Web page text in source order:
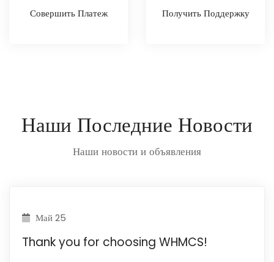
Совершить Платеж Получить Поддержку
Наши Последние Новости
Наши новости и объявления
Май 25
Thank you for choosing WHMCS!